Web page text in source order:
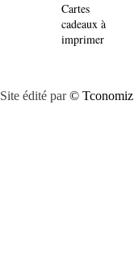
Cartes
cadeaux à
imprimer
Site édité par© Tconomiz